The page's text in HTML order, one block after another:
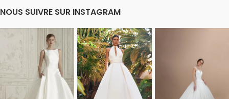
NOUS SUIVRE SUR INSTAGRAM